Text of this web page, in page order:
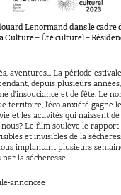
Lenormand dans le cadre
– Été culturel –
aventures… La période
depuis plusieurs
d’insouciance et de fête. Le
territoire, l’éco anxiété gagne
et les activités qui naissent
Le film soulève le rapport
et invisibles de la
implantant plusieurs
la sécheresse.
annoncee